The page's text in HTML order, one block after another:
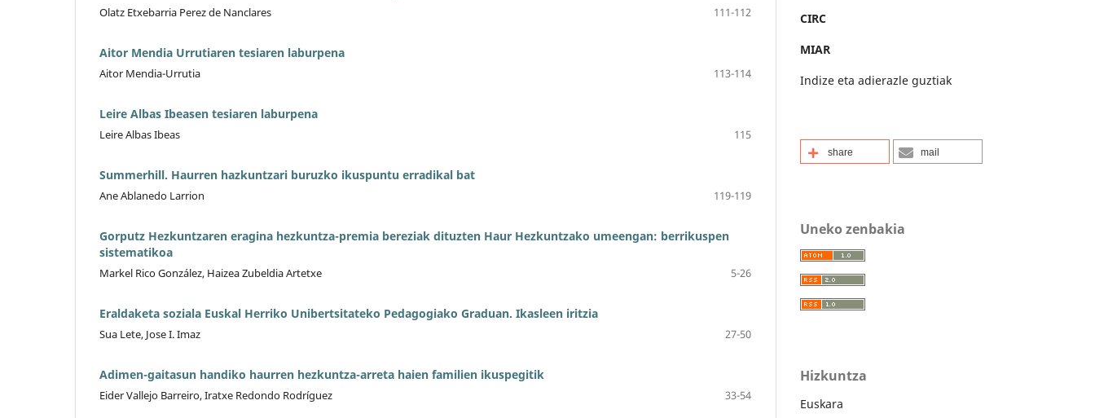
Olatz Etxebarria Perez de Nanclares 111-112
Aitor Mendia Urrutiaren tesiaren laburpena
Aitor Mendia-Urrutia 113-114
Leire Albas Ibeasen tesiaren laburpena
Leire Albas Ibeas 115
Summerhill. Haurren hazkuntzari buruzko ikuspuntu erradikal bat
Ane Ablanedo Larrion 119-119
Gorputz Hezkuntzaren eragina hezkuntza-premia bereziak dituzten Haur Hezkuntzako umeengan: berrikuspen
sistematikoa
Markel Rico González, Haizea Zubeldia Artetxe 5-26
Eraldaketa soziala Euskal Herriko Unibertsitateko Pedagogiako Graduan. Ikasleen iritzia
Sua Lete, Jose I. Imaz 27-50
Adimen-gaitasun handiko haurren hezkuntza-arreta haien familien ikuspegitik
Eider Vallejo Barreiro, Iratxe Redondo Rodríguez 33-54
CIRC
MIAR
Indize eta adierazle guztiak
share mail
Uneko zenbakia
Hizkuntza
Euskara